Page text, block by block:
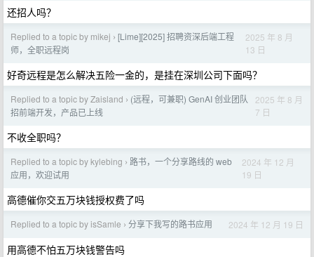
还招人吗？
Replied to a topic by mikej › [Lime][2025] 招聘资深后端工程
师，全职远程岗
2025 年 8 月
13 日
好奇远程是怎么解决五险一金的，是挂在深圳公司下面吗？
Replied to a topic by Zaisland › (远程，可兼职) GenAI 创业团队
招前端开发，产品已上线
2025 年 8 月
7 日
不收全职吗？
Replied to a topic by kylebing › 路书，一个分享路线的 web
应用，欢迎试用
2024 年 12 月
19 日
高德催你交五万块钱授权费了吗
Replied to a topic by isSamle › 分享下我写的路书应用 2024 年 12 月 19 日
用高德不怕五万块钱警告吗